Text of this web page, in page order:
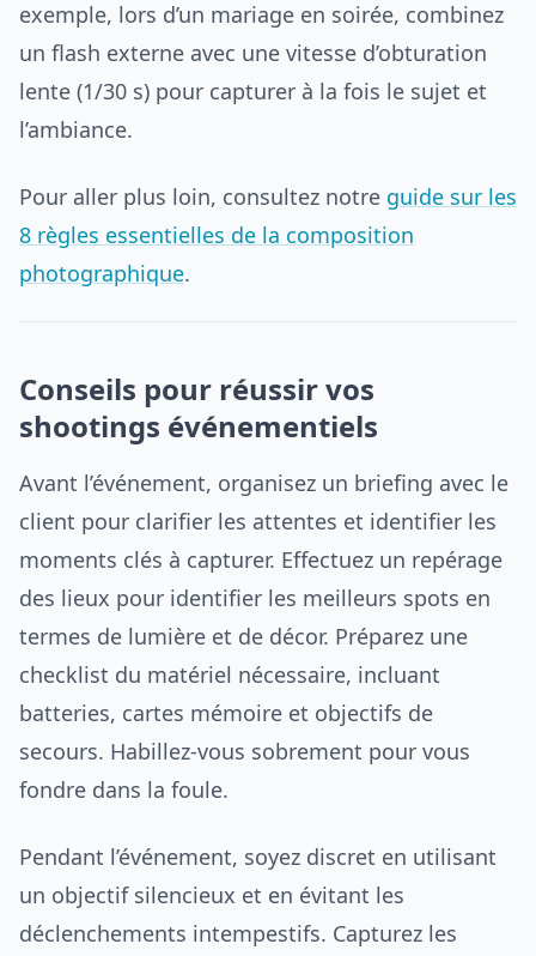
exemple, lors d’un mariage en soirée, combinez
un flash externe avec une vitesse d’obturation
lente (1/30 s) pour capturer à la fois le sujet et
l’ambiance.
Pour aller plus loin, consultez notre guide sur les
8 règles essentielles de la composition
photographique.
Conseils pour réussir vos
shootings événementiels
Avant l’événement, organisez un briefing avec le
client pour clarifier les attentes et identifier les
moments clés à capturer. Effectuez un repérage
des lieux pour identifier les meilleurs spots en
termes de lumière et de décor. Préparez une
checklist du matériel nécessaire, incluant
batteries, cartes mémoire et objectifs de
secours. Habillez-vous sobrement pour vous
fondre dans la foule.
Pendant l’événement, soyez discret en utilisant
un objectif silencieux et en évitant les
déclenchements intempestifs. Capturez les